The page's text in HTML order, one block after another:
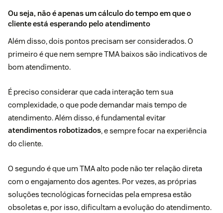
Ou seja, não é apenas um cálculo do tempo em que o
cliente está esperando pelo atendimento
Além disso, dois pontos precisam ser considerados. O
primeiro é que nem sempre TMA baixos são indicativos de
bom atendimento.
É preciso considerar que cada interação tem sua
complexidade, o que pode demandar mais tempo de
atendimento. Além disso, é fundamental evitar
atendimentos robotizados, e sempre focar na experiência
do cliente.
O segundo é que um TMA alto pode não ter relação direta
com o engajamento dos agentes. Por vezes, as próprias
soluções tecnológicas fornecidas pela empresa estão
obsoletas e, por isso, dificultam a evolução do atendimento.